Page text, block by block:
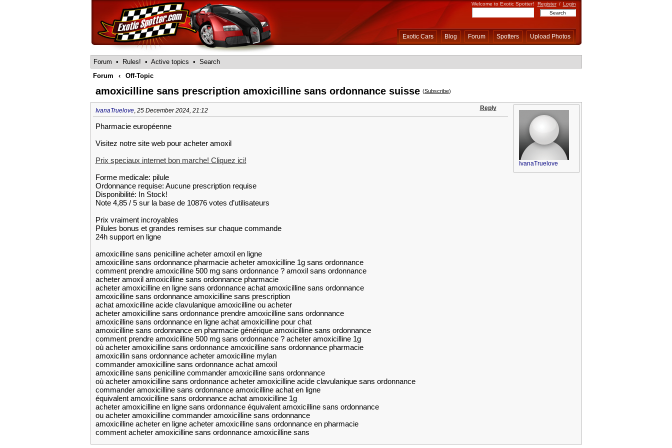
Welcome to Exotic Spotter! Register / Login
Exotic Cars Blog Forum Spotters Upload Photos
Forum • Rules! • Active topics • Search
Forum
‹ Off-Topic
amoxicilline sans prescription amoxicilline sans ordonnance suisse (Subscribe)
IvanaTruelove, 25 December 2024, 21:12 Reply
Pharmacie européenne
Visitez notre site web pour acheter amoxil
Prix speciaux internet bon marche! Cliquez ici!
Forme medicale: pilule
Ordonnance requise: Aucune prescription requise
Disponibilité: In Stock!
Note 4,85 / 5 sur la base de 10876 votes d’utilisateurs
Prix vraiment incroyables
Pilules bonus et grandes remises sur chaque commande
24h support en ligne
amoxicilline sans penicilline acheter amoxil en ligne
amoxicilline sans ordonnance pharmacie acheter amoxicilline 1g sans ordonnance
comment prendre amoxicilline 500 mg sans ordonnance ? amoxil sans ordonnance
acheter amoxil amoxicilline sans ordonnance pharmacie
acheter amoxicilline en ligne sans ordonnance achat amoxicilline sans ordonnance
amoxicilline sans ordonnance amoxicilline sans prescription
achat amoxicilline acide clavulanique amoxicilline ou acheter
acheter amoxicilline sans ordonnance prendre amoxicilline sans ordonnance
amoxicilline sans ordonnance en ligne achat amoxicilline pour chat
amoxicilline sans ordonnance en pharmacie générique amoxicilline sans ordonnance
comment prendre amoxicilline 500 mg sans ordonnance ? acheter amoxicilline 1g
où acheter amoxicilline sans ordonnance amoxicilline sans ordonnance pharmacie
amoxicillin sans ordonnance acheter amoxicilline mylan
commander amoxicilline sans ordonnance achat amoxil
amoxicilline sans penicilline commander amoxicilline sans ordonnance
où acheter amoxicilline sans ordonnance acheter amoxicilline acide clavulanique sans ordonnance
commander amoxicilline sans ordonnance amoxicilline achat en ligne
équivalent amoxicilline sans ordonnance achat amoxicilline 1g
acheter amoxicilline en ligne sans ordonnance équivalent amoxicilline sans ordonnance
ou acheter amoxicilline commander amoxicilline sans ordonnance
amoxicilline acheter en ligne acheter amoxicilline sans ordonnance en pharmacie
comment acheter amoxicilline sans ordonnance amoxicilline sans
IvanaTruelove